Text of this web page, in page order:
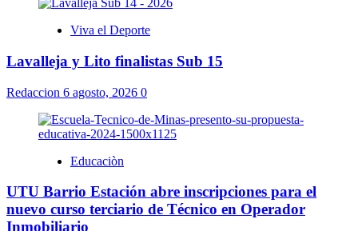
Viva el Deporte
Lavalleja y Lito finalistas Sub 15
Redaccion 6 agosto, 2026 0
Educaciòn
UTU Barrio Estación abre inscripciones para el
nuevo curso terciario de Técnico en Operador
Inmobiliario